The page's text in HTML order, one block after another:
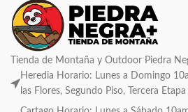
Tienda de Montaña y Outdoor Piedra
Heredia Horario: Lunes a Domingo
las Flores, Segundo Piso, Tercera Etapa